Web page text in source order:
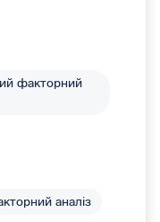
факторний
аналіз